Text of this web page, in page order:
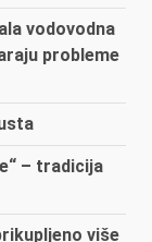
vodovodna
probleme
– tradicija
više